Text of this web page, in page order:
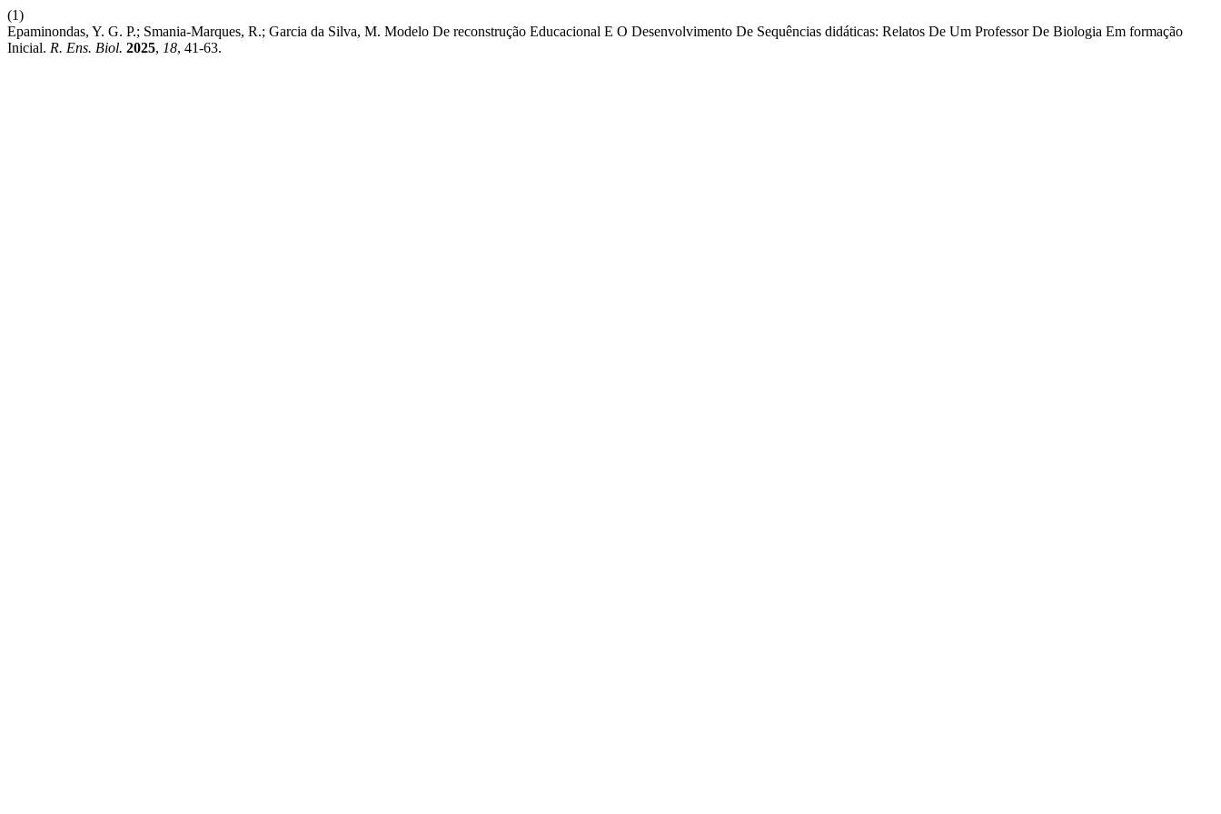
(1)
Epaminondas, Y. G. P.; Smania-Marques, R.; Garcia da Silva, M. Modelo De reconstrução Educacional E O Desenvolvimento De Sequências didáticas: Relatos De Um Professor De Biologia Em formação
Inicial. R. Ens. Biol. 2025, 18, 41-63.